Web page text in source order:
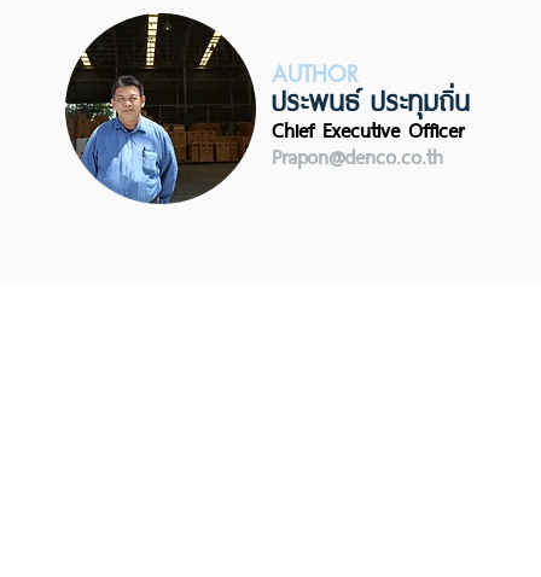
AUTHOR
ประพนธ์​ ประทุมถิ่น
Chief Executive Officer
Prapon@denco.co.th